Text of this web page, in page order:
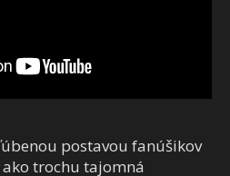
postavou fanúšikov
ako trochu tajomná